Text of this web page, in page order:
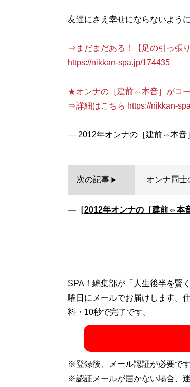
友達にさえ幸せにならないよう
⇒まだまだある！【足の引っ張
https://nikkan-spa.jp/174435
★オンナの［建前⇔本音］がコー
⇒詳細はこちら https://nikkan-
次の記事 オンナ同士
―［2012年オンナの［建前⇔本
SPA！編集部が「人生後半を賢
曜日にメールでお届けします。
料・10秒で完了です。
※登録後、メール認証が必要で
※認証メールが届かない場合、